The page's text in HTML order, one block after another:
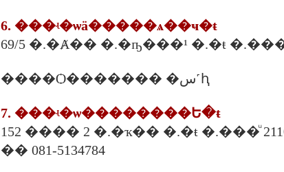
6. ���ʵ�ѡä�����ѧ��ҹ�ŧ
69/5 �.�Ⱥ�� �.�ҧ���¹ �.�ŧ �.���ͧ
����Ѻ������� �س˹ԧ
7. ���ʵ�ѡ��������Ե�ŧ
152 ���� 2 �.�ҡ�� �.�ŧ �.���ͧ
�� 081-5134784